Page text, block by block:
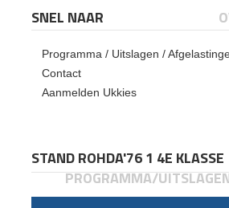
SNEL NAAR
Programma / Uitslagen /
Contact
Aanmelden Ukkies
STAND ROHDA'76 1 4E KLASSE
PROGRAMMA/